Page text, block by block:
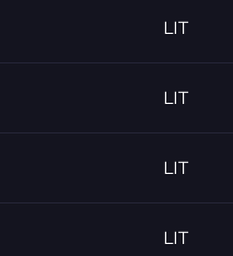
LIT
LIT
LIT
LIT